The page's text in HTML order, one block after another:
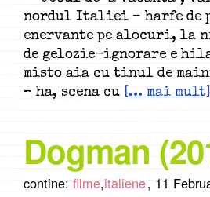
nordul Italiei – harfe de
enervante pe alocuri, la
de gelozie-ignorare e
misto aia cu tinul de
– ha, scena cu [… mai mult]
Dogman
contine: filme,italiene, 11